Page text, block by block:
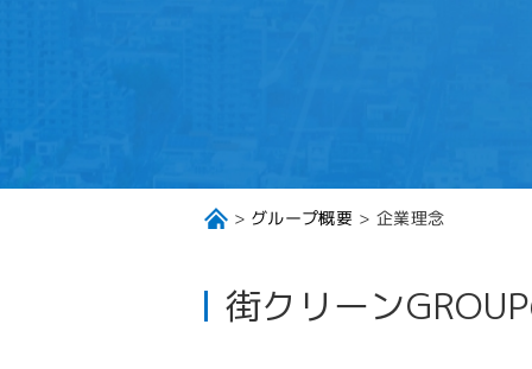
グループ概要 企業理念
街クリーン